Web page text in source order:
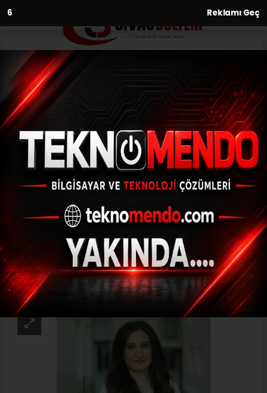
4 Reklamı Geç
Anasayfa
Çocuğu yemek yemeyen anne
ve babalar, dikkat
01.03.2021 - 11:33, Güncelleme: 01.03.2021 - 11:33
Uzman Psikolog Begüm Özkaya, "Sofraya
oturmadan önce çocuğunuzla oyun
oynayın. Oyun sayesinde neşelenen çocuk
yemekten daha fazla keyif almaya başlar"
ABONE OL